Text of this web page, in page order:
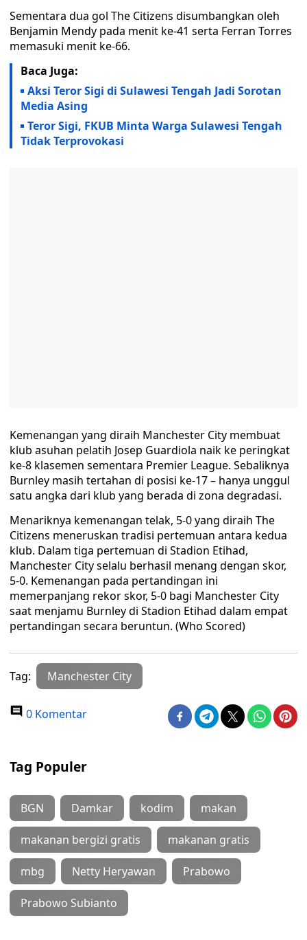
Sementara dua gol The Citizens disumbangkan oleh
Benjamin Mendy pada menit ke-41 serta Ferran Torres
memasuki menit ke-66.
Baca Juga:
Aksi Teror Sigi di Sulawesi Tengah Jadi Sorotan
Media Asing
Teror Sigi, FKUB Minta Warga Sulawesi Tengah
Tidak Terprovokasi
Kemenangan yang diraih Manchester City membuat
klub asuhan pelatih Josep Guardiola naik ke peringkat
ke-8 klasemen sementara Premier League. Sebaliknya
Burnley masih tertahan di posisi ke-17 – hanya unggul
satu angka dari klub yang berada di zona degradasi.
Menariknya kemenangan telak, 5-0 yang diraih The
Citizens meneruskan tradisi pertemuan antara kedua
klub. Dalam tiga pertemuan di Stadion Etihad,
Manchester City selalu berhasil menang dengan skor,
5-0. Kemenangan pada pertandingan ini
memerpanjang rekor skor, 5-0 bagi Manchester City
saat menjamu Burnley di Stadion Etihad dalam empat
pertandingan secara beruntun. (Who Scored)
Tag: Manchester City
0 Komentar
Tag Populer
BGN Damkar kodim makan
makanan bergizi gratis makanan gratis
mbg Netty Heryawan Prabowo
Prabowo Subianto